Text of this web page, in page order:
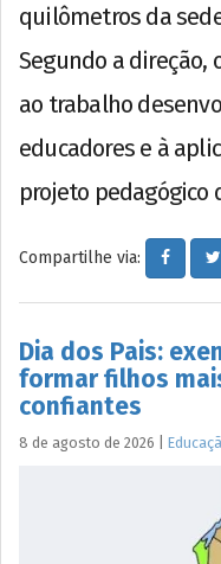
quilômetros da
Segundo a direção,
ao trabalho
educadores e à
projeto pedagógico
Compartilhe via:
Dia dos Pais:
formar filhos
confiantes
8 de agosto de 2026